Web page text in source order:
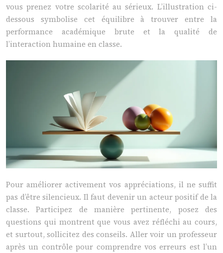
vous prenez votre scolarité au sérieux. L’illustration ci-
dessous symbolise cet équilibre à trouver entre la
performance académique brute et la qualité de
l’interaction humaine en classe.
Pour améliorer activement vos appréciations, il ne suffit
pas d’être silencieux. Il faut devenir un acteur positif de la
classe. Participez de manière pertinente, posez des
questions qui montrent que vous avez réfléchi au cours,
et surtout, sollicitez des conseils. Aller voir un professeur
après un contrôle pour comprendre vos erreurs est l’un